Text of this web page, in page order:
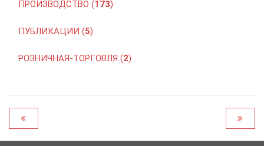
ПРОИЗВОДСТВО (173)
ПУБЛИКАЦИИ (5)
РОЗНИЧНАЯ-ТОРГОВЛЯ (2)